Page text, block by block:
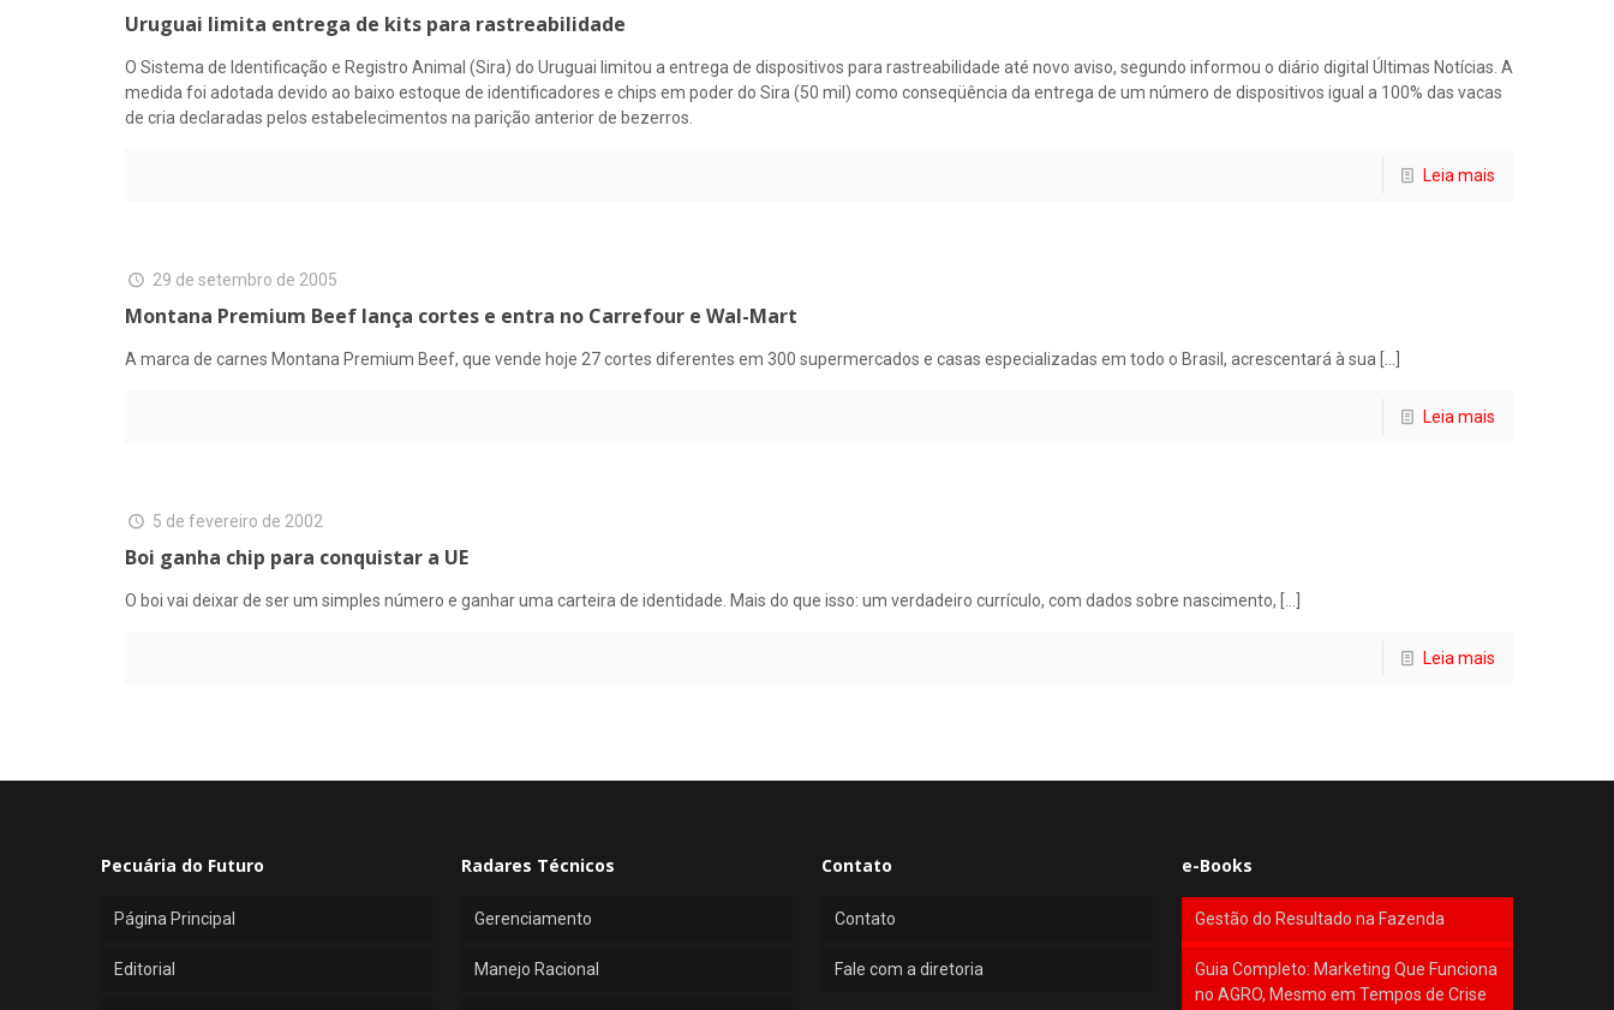
Uruguai limita entrega de kits para rastreabilidade
O Sistema de Identificação e Registro Animal (Sira) do Uruguai limitou a entrega de dispositivos para rastreabilidade até novo aviso, segundo informou o diário digital Últimas Notícias. A
medida foi adotada devido ao baixo estoque de identificadores e chips em poder do Sira (50 mil) como conseqüência da entrega de um número de dispositivos igual a 100% das vacas
de cria declaradas pelos estabelecimentos na parição anterior de bezerros.
Leia mais
29 de setembro de 2005
Montana Premium Beef lança cortes e entra no Carrefour e Wal-Mart
A marca de carnes Montana Premium Beef, que vende hoje 27 cortes diferentes em 300 supermercados e casas especializadas em todo o Brasil, acrescentará à sua […]
Leia mais
5 de fevereiro de 2002
Boi ganha chip para conquistar a UE
O boi vai deixar de ser um simples número e ganhar uma carteira de identidade. Mais do que isso: um verdadeiro currículo, com dados sobre nascimento, […]
Leia mais
Pecuária do Futuro
Página Principal
Editorial
Radares Técnicos
Gerenciamento
Manejo Racional
Contato
Contato
Fale com a diretoria
e-Books
Gestão do Resultado na Fazenda
Guia Completo: Marketing Que Funciona
no AGRO, Mesmo em Tempos de Crise